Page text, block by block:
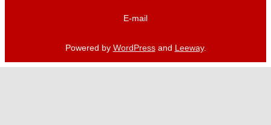
E-mail
Powered by WordPressand Leeway.